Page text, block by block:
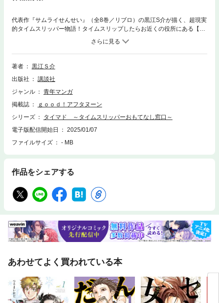
代表作『サムライせんせい』（全8巻／リブロ）の黒江S介が描く、超現実
的タイムスリッパー物語！タイムスリップしたらお近くの役所にある【タ
イムスリッパーおもてなし窓口】ーー通称：タイマドにご相談ください。
厳密な調査の上、あなたの住民票をご用意いたします！タイマドの新任職
員・谷中りん子はある日、不審な青年がいるとの報告を受ける。自らを明
治生まれだと語る彼は妙にひねくれていて、とても厄介なタイムスリッパ
著者
黒江Ｓ介
出版社
講談社
ジャンル
青年マンガ
掲載誌
ｇｏｏｄ！アフタヌーン
シリーズ
タイマド ～タイムスリッパーおもてなし窓口～
電子版配信開始日
2025/01/07
ファイルサイズ
- MB
作品をシェアする
あわせてよく買われている本